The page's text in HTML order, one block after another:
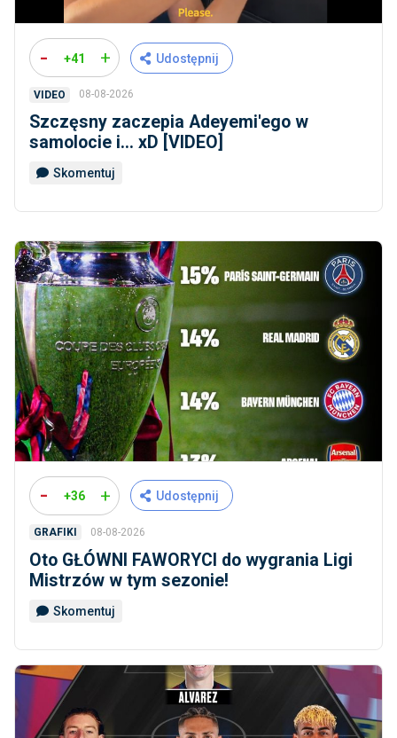
- +41 + Udostępnij
VIDEO 08-08-2026
Szczęsny zaczepia Adeyemi'ego w
samolocie i... xD [VIDEO]
Skomentuj
- +36 + Udostępnij
GRAFIKI 08-08-2026
Oto GŁÓWNI FAWORYCI do wygrania Ligi
Mistrzów w tym sezonie!
Skomentuj